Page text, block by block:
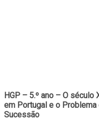
HGP – 5.º ano – O século
em Portugal e o Problema
Sucessão